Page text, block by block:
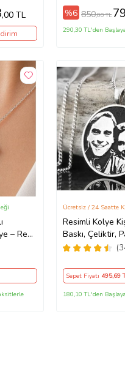
,00 TL
(Gümüş)
%6 850,00 TL
290,30 TL'den
– Renk
Resimli Kolye
Baskı, Çeliktir,
Kararmaz
Ücretsiz / 24 Saatte
Sepet Fiyatı 495,69
180,10 TL'den